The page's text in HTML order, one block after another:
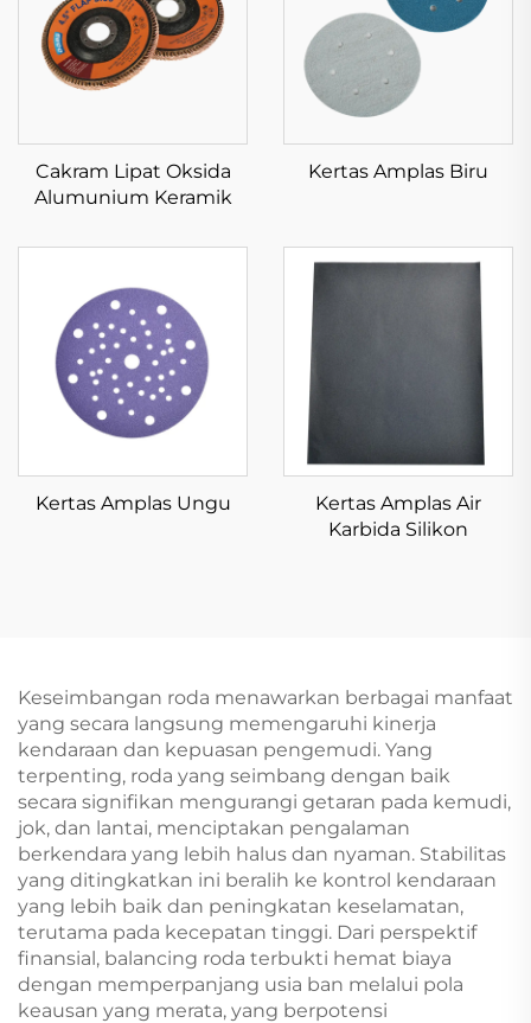
Cakram Lipat Oksida
Alumunium Keramik
Kertas Amplas Biru
Kertas Amplas Ungu
Kertas Amplas Air
Karbida Silikon
Keseimbangan roda menawarkan berbagai manfaat
yang secara langsung memengaruhi kinerja
kendaraan dan kepuasan pengemudi. Yang
terpenting, roda yang seimbang dengan baik
secara signifikan mengurangi getaran pada kemudi,
jok, dan lantai, menciptakan pengalaman
berkendara yang lebih halus dan nyaman. Stabilitas
yang ditingkatkan ini beralih ke kontrol kendaraan
yang lebih baik dan peningkatan keselamatan,
terutama pada kecepatan tinggi. Dari perspektif
finansial, balancing roda terbukti hemat biaya
dengan memperpanjang usia ban melalui pola
keausan yang merata, yang berpotensi